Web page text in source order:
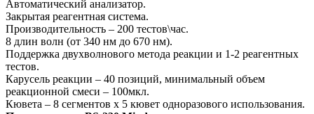
Автоматический анализатор.
Закрытая реагентная система.
Производительность – 200 тестов\час.
8 длин волн (от 340 нм до 670 нм).
Поддержка двухволнового метода реакции и 1-2 реагентных
тестов.
Карусель реакции – 40 позиций, минимальный объем
реакционной смеси – 100мкл.
Кювета – 8 сегментов х 5 кювет одноразового использования.